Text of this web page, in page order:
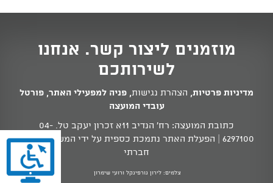
מוזמנים ליצור קשר. אנחנו
לשירותכם
מדיניות פרטיות, הצהרת נגישות, פניה למפעילי האתר, פורטל
עובדי המועצה
כתובת המועצה: רח' הנדיב 11א זכרון יעקב טל.
04-
6297100 | הפעלת האתר נתמכת כספית על ידי המשרד לשוויון
חברתי
צלמים: לירון גורפינקל ורועי שימרון